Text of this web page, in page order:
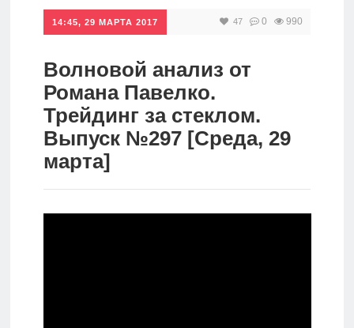
Инвестиции
Дивиденды
Волновой
анализ
14:45, 29 МАРТА 2017 47 0 990
Волновой анализ от
Романа Павелко.
Трейдинг за стеклом.
Выпуск №297 [Среда, 29
марта]